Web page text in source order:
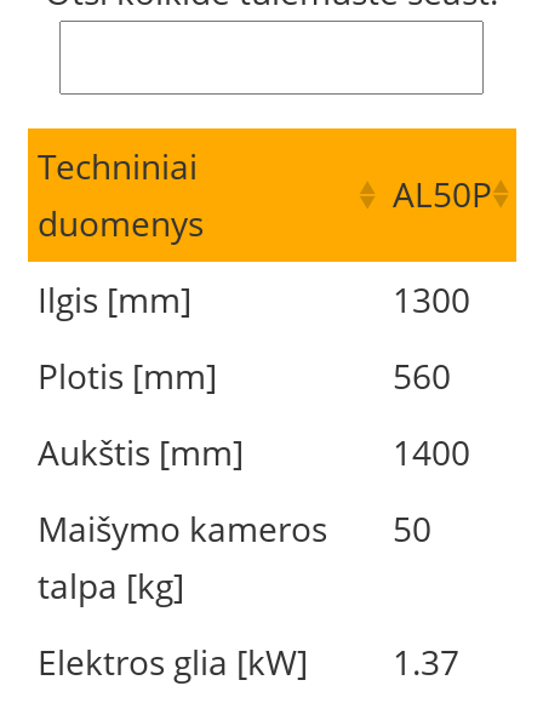
Techniniai
duomenys
AL50P
Ilgis [mm]
1300
Plotis [mm]
560
Aukštis [mm]
1400
Maišymo kameros
talpa [kg]
50
Elektros glia [kW] 1.37